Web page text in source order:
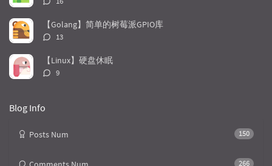
e
t
数：
【Golang】简单的树莓派GPIO库
评
数：
13
【Linux】硬盘休眠
评
9
Blog Info
150
Posts Num
266